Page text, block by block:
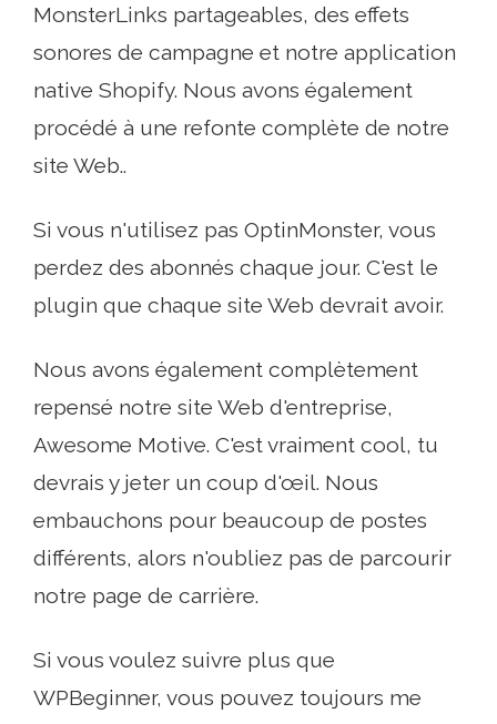
MonsterLinks partageables, des effets
sonores de campagne et notre application
native Shopify. Nous avons également
procédé à une refonte complète de notre
site Web..
Si vous n'utilisez pas OptinMonster, vous
perdez des abonnés chaque jour. C'est le
plugin que chaque site Web devrait avoir.
Nous avons également complètement
repensé notre site Web d'entreprise,
Awesome Motive. C'est vraiment cool, tu
devrais y jeter un coup d'œil. Nous
embauchons pour beaucoup de postes
différents, alors n'oubliez pas de parcourir
notre page de carrière.
Si vous voulez suivre plus que
WPBeginner, vous pouvez toujours me